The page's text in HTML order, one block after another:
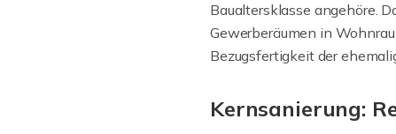
Baualtersklasse angehöre.
Gewerberäumen in
Bezugsfertigkeit der
Kernsanierung: